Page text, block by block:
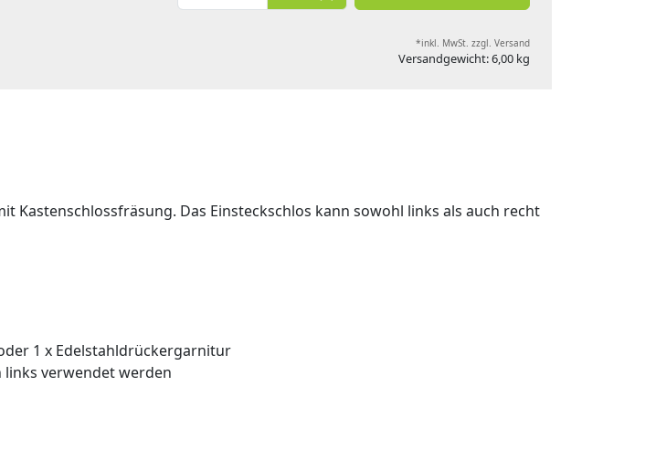
*inkl. MwSt. zzgl. Versand
Versandgewicht: 6,00 kg
Kastenschlossfräsung. Das Einsteckschlos kann sowohl links als auch recht
1 x Edelstahldrückergarnitur
links verwendet werden